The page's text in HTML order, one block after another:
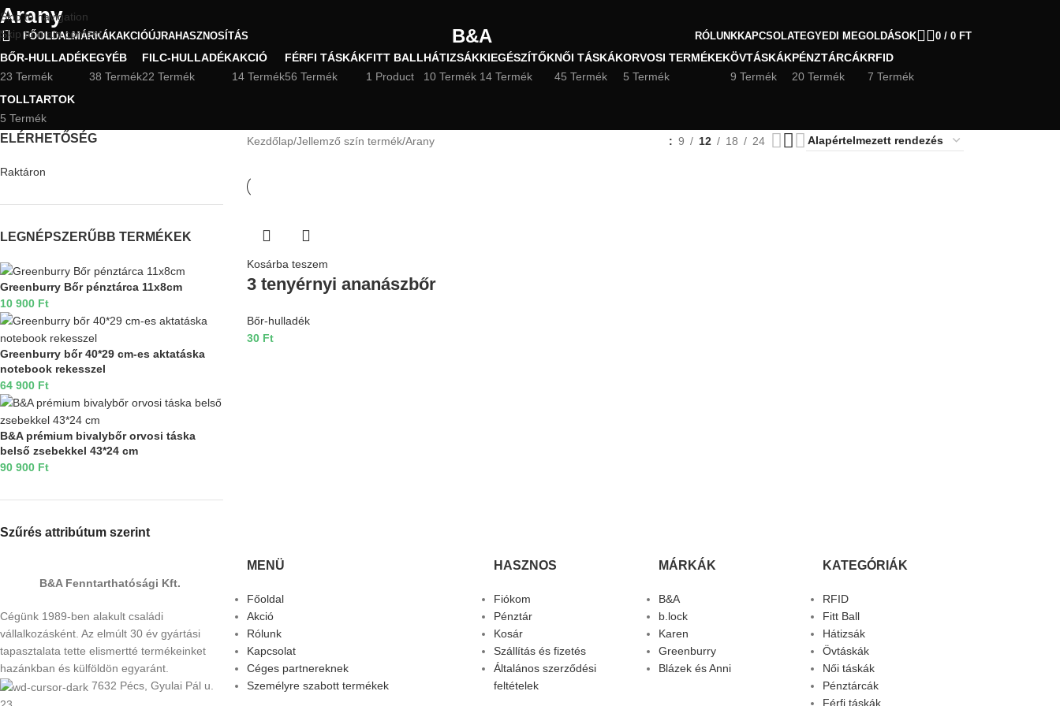
Skip to navigation
Skip to main content
FŐOLDALMÁRKÁKAKCIÓÚJRAHASZNOSÍTÁS B&A RÓLUNKKAPCSOLATEGYEDI MEGOLDÁSOK 0 / 0 FT
Arany
BŐR-HULLADÉK
23 Termék
EGYÉB
38 Termék
FILC-HULLADÉK
22 Termék
AKCIÓ
14 Termék
FÉRFI TÁSKÁK
56 Termék
FITT BALL
1 Product
HÁTIZSÁK
10 Termék
KIEGÉSZÍTŐK
14 Termék
NŐI TÁSKÁK
45 Termék
ORVOSI TERMÉKEK
5 Termék
ÖVTÁSKÁK
9 Termék
PÉNZTÁRCÁK
20 Termék
RFID
7 Termék
TOLLTARTOK
5 Termék
ELÉRHETŐSÉG
Raktáron
LEGNÉPSZERŰBB TERMÉKEK
Greenburry Bőr pénztárca 11x8cm
10 900 Ft
Greenburry bőr 40*29 cm-es aktatáska
notebook rekesszel
64 900 Ft
B&A prémium bivalybőr orvosi táska
belső zsebekkel 43*24 cm
90 900 Ft
Szűrés attribútum szerint
Kezdőlap Jellemző szín termék Arany 9 12 18 24
Kosárba teszem
3 tenyérnyi ananászbőr
Bőr-hulladék
30 Ft
B&A Fenntarthatósági Kft.
Cégünk 1989-ben alakult családi
vállalkozásként. Az elmúlt 30 év gyártási
tapasztalata tette elismertté termékeinket
hazánkban és külföldön egyaránt.
7632 Pécs, Gyulai Pál u.
MENÜ
Főoldal
Akció
Rólunk
Kapcsolat
Céges partnereknek
Személyre szabott termékek
HASZNOS
Fiókom
Pénztár
Kosár
Szállítás és fizetés
Általános szerződési
feltételek
MÁRKÁK
B&A
b.lock
Karen
Greenburry
Blázek és Anni
KATEGÓRIÁK
RFID
Fitt Ball
Hátizsák
Övtáskák
Női táskák
Pénztárcák
Férfi táskák